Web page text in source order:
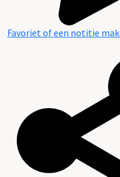
Favoriet of een notitie